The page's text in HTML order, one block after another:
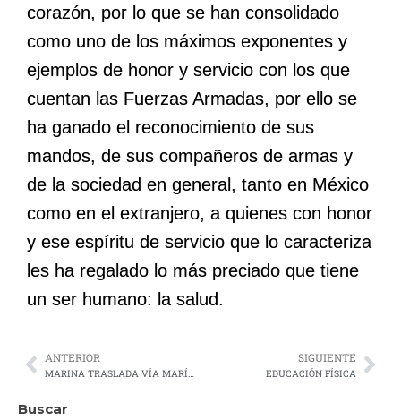
corazón, por lo que se han consolidado
como uno de los máximos exponentes y
ejemplos de honor y servicio con los que
cuentan las Fuerzas Armadas, por ello se
ha ganado el reconocimiento de sus
mandos, de sus compañeros de armas y
de la sociedad en general, tanto en México
como en el extranjero, a quienes con honor
y ese espíritu de servicio que lo caracteriza
les ha regalado lo más preciado que tiene
un ser humano: la salud.
ANTERIOR SIGUIENTE
EDUCACIÓN FÍSICA
Buscar